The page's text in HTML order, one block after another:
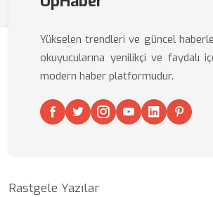
Yükselen trendleri ve güncel
okuyucularına yenilikçi ve faydalı
modern haber platformudur.
Rastgele Yazılar